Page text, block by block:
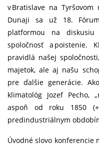
v Bratislave na
Dunaji sa už 18.
platformou na diskusiu
spoločnosť a poistenie.
pravidlá našej
majetok, ale aj našu
pre ďalšie generácie.
klimatológ Jozef Pecho,
aspoň od roku 1850
predindustriálnym
Úvodné slovo konferencie